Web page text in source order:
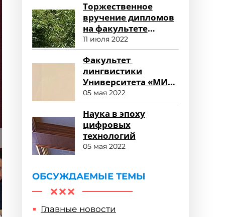
Торжественное
вручение дипломов
на факультете
среднего
профессионального
образования
11 июля 2022
Факультет
лингвистики
Университета «МИР»
глазами
работодателя
05 мая 2022
Наука в эпоху
цифровых
технологий
05 мая 2022
ОБСУЖДАЕМЫЕ ТЕМЫ
Главные новости